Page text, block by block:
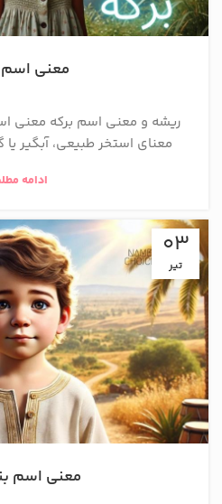
معنی اسم
ریشه و معنی اسم برکه معنی
معنای استخر طبیعی، آبگیر
ادامه
03
تیر
معنی اسم